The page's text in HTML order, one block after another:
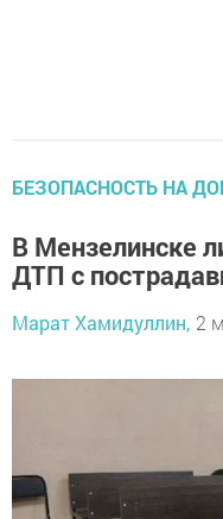
БЕЗОПАСНОСТЬ НА
В Мензелинске
ДТП с
Марат Хамидуллин, 2